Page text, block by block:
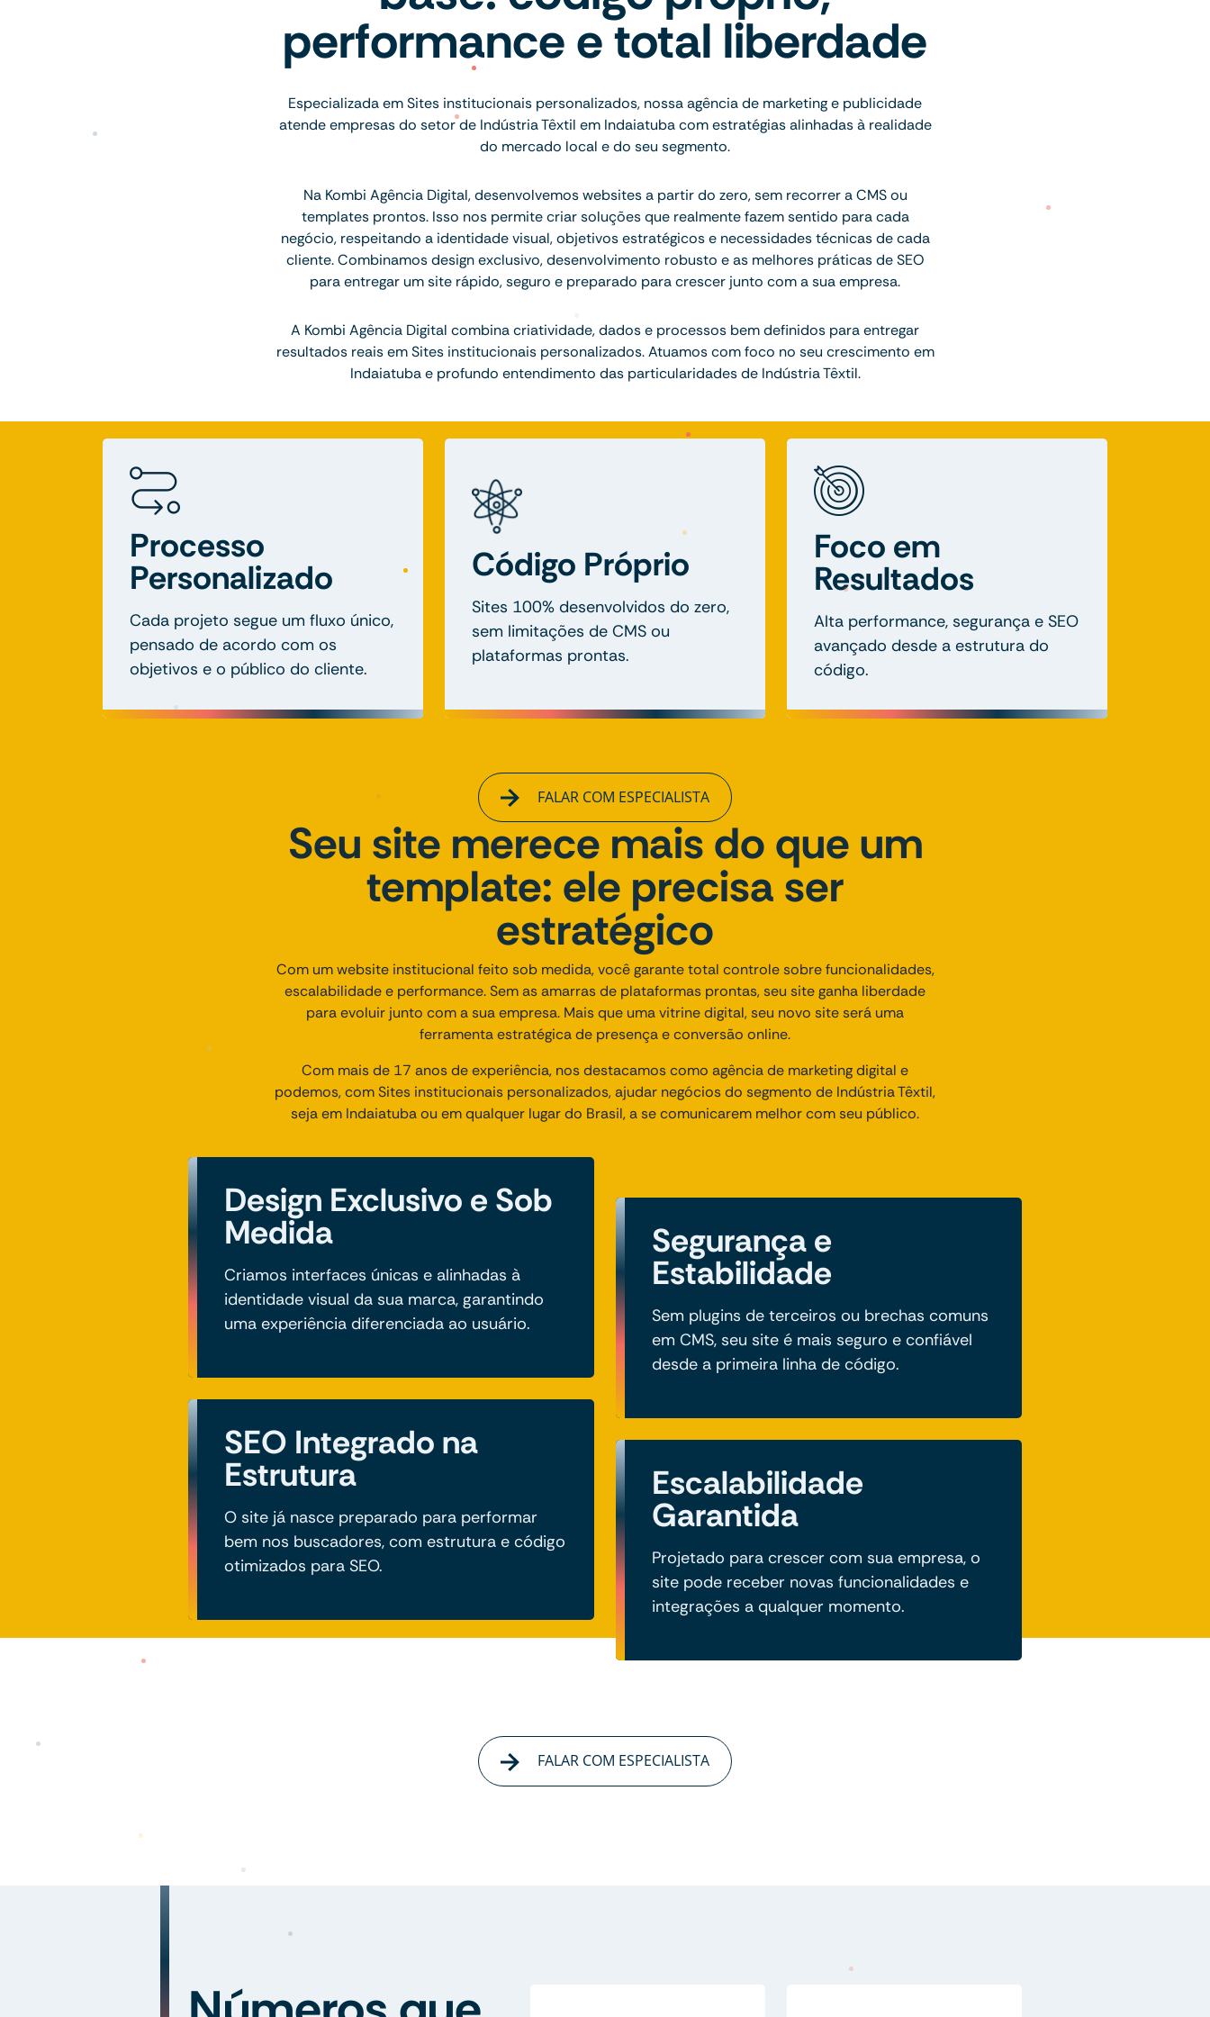
performance e total liberdade
Especializada em Sites institucionais personalizados, nossa agência de marketing e publicidade
atende empresas do setor de Indústria Têxtil em Indaiatuba com estratégias alinhadas à realidade
do mercado local e do seu segmento.
Na Kombi Agência Digital, desenvolvemos websites a partir do zero, sem recorrer a CMS ou
templates prontos. Isso nos permite criar soluções que realmente fazem sentido para cada
negócio, respeitando a identidade visual, objetivos estratégicos e necessidades técnicas de cada
cliente. Combinamos design exclusivo, desenvolvimento robusto e as melhores práticas de SEO
para entregar um site rápido, seguro e preparado para crescer junto com a sua empresa.
A Kombi Agência Digital combina criatividade, dados e processos bem definidos para entregar
resultados reais em Sites institucionais personalizados. Atuamos com foco no seu crescimento em
Indaiatuba e profundo entendimento das particularidades de Indústria Têxtil.
Processo
Personalizado
Cada projeto segue um fluxo único,
pensado de acordo com os
objetivos e o público do cliente.
Código Próprio
Sites 100% desenvolvidos do zero,
sem limitações de CMS ou
plataformas prontas.
Foco em
Resultados
Alta performance, segurança e SEO
avançado desde a estrutura do
código.
FALAR COM ESPECIALISTA
Seu site merece mais do que um
template: ele precisa ser
estratégico
Com um website institucional feito sob medida, você garante total controle sobre funcionalidades,
escalabilidade e performance. Sem as amarras de plataformas prontas, seu site ganha liberdade
para evoluir junto com a sua empresa. Mais que uma vitrine digital, seu novo site será uma
ferramenta estratégica de presença e conversão online.
Com mais de 17 anos de experiência, nos destacamos como agência de marketing digital e
podemos, com Sites institucionais personalizados, ajudar negócios do segmento de Indústria Têxtil,
seja em Indaiatuba ou em qualquer lugar do Brasil, a se comunicarem melhor com seu público.
Design Exclusivo e Sob
Medida
Criamos interfaces únicas e alinhadas à
identidade visual da sua marca, garantindo
uma experiência diferenciada ao usuário.
SEO Integrado na
Estrutura
O site já nasce preparado para performar
bem nos buscadores, com estrutura e código
otimizados para SEO.
Segurança e
Estabilidade
Sem plugins de terceiros ou brechas comuns
em CMS, seu site é mais seguro e confiável
desde a primeira linha de código.
Escalabilidade
Garantida
Projetado para crescer com sua empresa, o
site pode receber novas funcionalidades e
integrações a qualquer momento.
FALAR COM ESPECIALISTA